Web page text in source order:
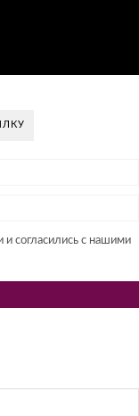
и согласились с нашими